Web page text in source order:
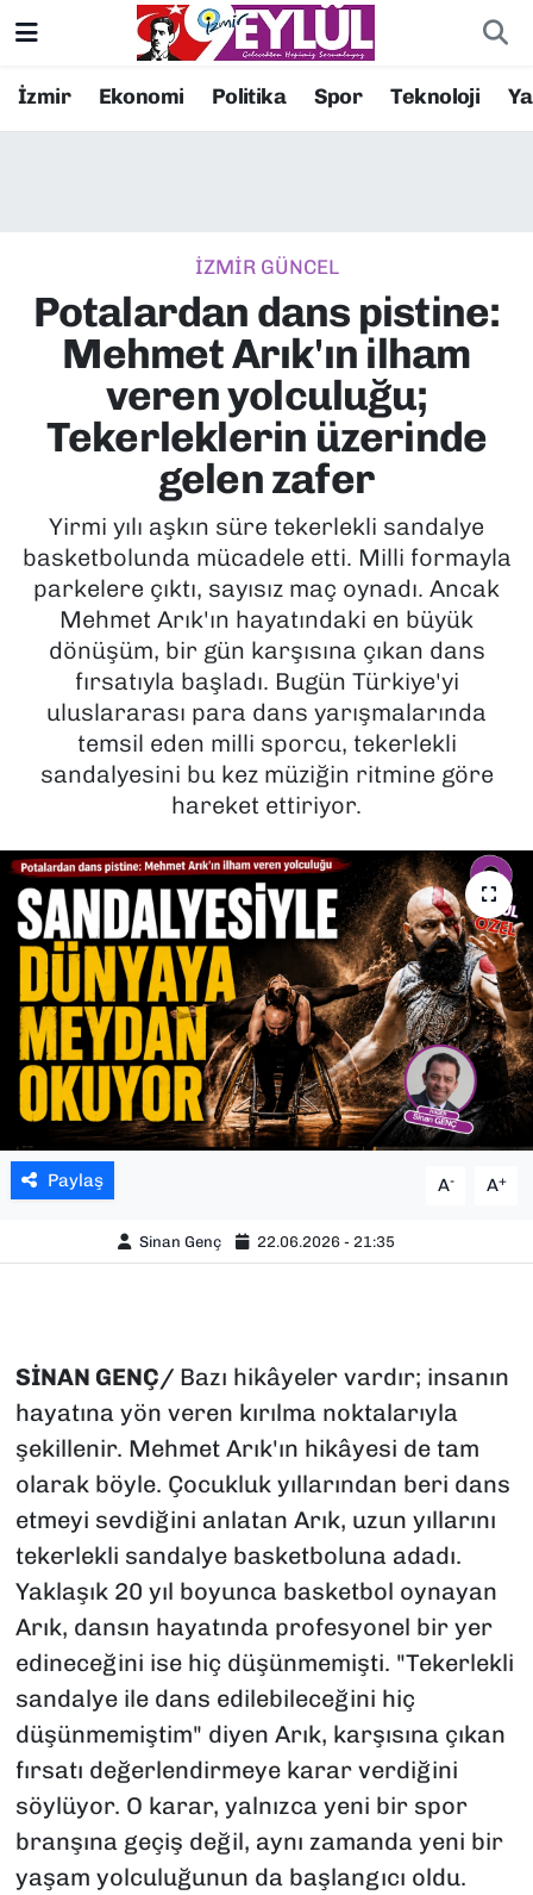
İzmir Ekonomi Politika Spor Teknoloji
İZMİR GÜNCEL
Potalardan dans pistine:
Mehmet Arık'ın ilham
veren yolculuğu;
Tekerleklerin üzerinde
gelen zafer
Yirmi yılı aşkın süre tekerlekli sandalye
basketbolunda mücadele etti. Milli formayla
parkelere çıktı, sayısız maç oynadı. Ancak
Mehmet Arık'ın hayatındaki en büyük
dönüşüm, bir gün karşısına çıkan dans
fırsatıyla başladı. Bugün Türkiye'yi
uluslararası para dans yarışmalarında
temsil eden milli sporcu, tekerlekli
sandalyesini bu kez müziğin ritmine göre
hareket ettiriyor.
Paylaş A- A+
Sinan Genç 22.06.2026 - 21:35
SİNAN GENÇ/ Bazı hikâyeler vardır; insanın
hayatına yön veren kırılma noktalarıyla
şekillenir. Mehmet Arık'ın hikâyesi de tam
olarak böyle. Çocukluk yıllarından beri dans
etmeyi sevdiğini anlatan Arık, uzun yıllarını
tekerlekli sandalye basketboluna adadı.
Yaklaşık 20 yıl boyunca basketbol oynayan
Arık, dansın hayatında profesyonel bir yer
edineceğini ise hiç düşünmemişti. "Tekerlekli
sandalye ile dans edilebileceğini hiç
düşünmemiştim" diyen Arık, karşısına çıkan
fırsatı değerlendirmeye karar verdiğini
söylüyor. O karar, yalnızca yeni bir spor
branşına geçiş değil, aynı zamanda yeni bir
yaşam yolculuğunun da başlangıcı oldu.
Resmi İlanlar
EKONOMİ
KÜLTÜR SANAT
MAGAZİN
POLİTİKA
SAĞLIK
SPOR
TEKNOLOJİ
YAŞAM
YEREL YÖNETİMLER
Konak Nöbetçi Eczaneler
Süper Lig Puan Durumu ve Fikstür
Tüm Manşetler
Son Dakika Haberleri
Haber Arşivi